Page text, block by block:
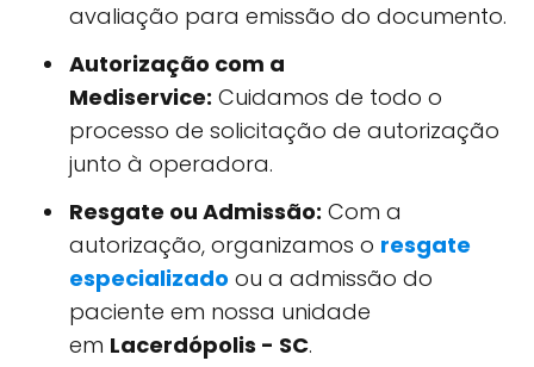
avaliação para emissão do documento.
Autorização com a
Mediservice: Cuidamos de todo o
processo de solicitação de autorização
junto à operadora.
Resgate ou Admissão: Com a
autorização, organizamos o resgate
especializado ou a admissão do
paciente em nossa unidade
em Lacerdópolis - SC.